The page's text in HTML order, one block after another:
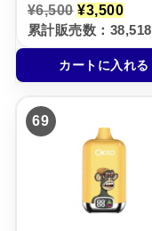
¥6,500 元
の
価
格
は
¥
0
。
¥3,500現
在
の
価
格
は
0
。
累計販売数：38,518
カートに入れる
69